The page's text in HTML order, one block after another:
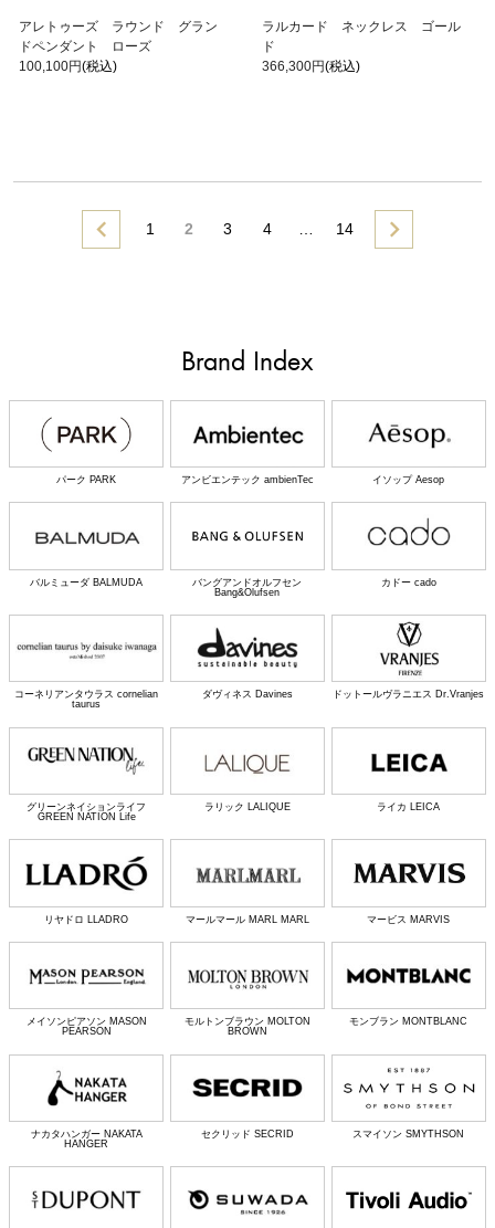
アレトゥーズ ラウンド グラン
ドペンダント ローズ
100,100円(税込)
ラルカード ネックレス ゴール
ド
366,300円(税込)
1 2 3 4 … 14
Brand Index
パーク PARK アンビエンテック ambienTec イソップ Aesop
バルミューダ BALMUDA
バングアンドオルフセン
Bang&Olufsen
カドー cado
コーネリアンタウラス cornelian
taurus
ダヴィネス Davines ドットールヴラニエス Dr.Vranjes
グリーンネイションライフ
GREEN NATION Life
ラリック LALIQUE ライカ LEICA
リヤドロ LLADRO マールマール MARL MARL マービス MARVIS
メイソンピアソン MASON
PEARSON
モルトンブラウン MOLTON
BROWN
モンブラン MONTBLANC
ナカタハンガー NAKATA
HANGER
セクリッド SECRID スマイソン SMYTHSON